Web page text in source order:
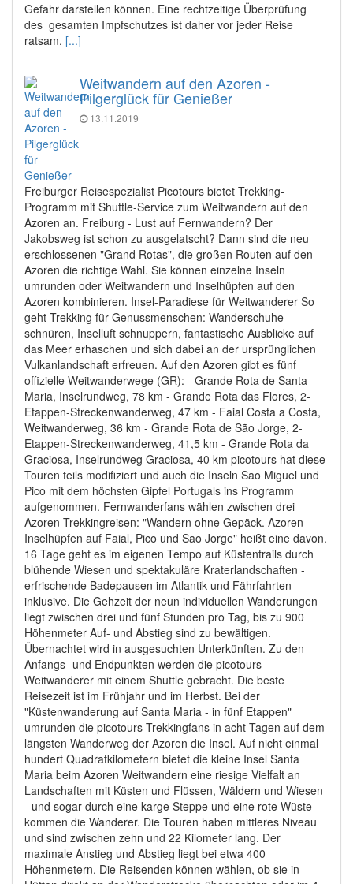
Gefahr darstellen können. Eine rechtzeitige Überprüfung
des gesamten Impfschutzes ist daher vor jeder Reise
ratsam. [...]
Weitwandern auf den Azoren -
Pilgerglück für Genießer
13.11.2019
Freiburger Reisespezialist Picotours bietet Trekking-
Programm mit Shuttle-Service zum Weitwandern auf den
Azoren an. Freiburg - Lust auf Fernwandern? Der
Jakobsweg ist schon zu ausgelatscht? Dann sind die neu
erschlossenen "Grand Rotas", die großen Routen auf den
Azoren die richtige Wahl. Sie können einzelne Inseln
umrunden oder Weitwandern und Inselhüpfen auf den
Azoren kombinieren. Insel-Paradiese für Weitwanderer So
geht Trekking für Genussmenschen: Wanderschuhe
schnüren, Inselluft schnuppern, fantastische Ausblicke auf
das Meer erhaschen und sich dabei an der ursprünglichen
Vulkanlandschaft erfreuen. Auf den Azoren gibt es fünf
offizielle Weitwanderwege (GR): - Grande Rota de Santa
Maria, Inselrundweg, 78 km - Grande Rota das Flores, 2-
Etappen-Streckenwanderweg, 47 km - Faial Costa a Costa,
Weitwanderweg, 36 km - Grande Rota de São Jorge, 2-
Etappen-Streckenwanderweg, 41,5 km - Grande Rota da
Graciosa, Inselrundweg Graciosa, 40 km picotours hat diese
Touren teils modifiziert und auch die Inseln Sao Miguel und
Pico mit dem höchsten Gipfel Portugals ins Programm
aufgenommen. Fernwanderfans wählen zwischen drei
Azoren-Trekkingreisen: "Wandern ohne Gepäck. Azoren-
Inselhüpfen auf Faial, Pico und Sao Jorge" heißt eine davon.
16 Tage geht es im eigenen Tempo auf Küstentrails durch
blühende Wiesen und spektakuläre Kraterlandschaften -
erfrischende Badepausen im Atlantik und Fährfahrten
inklusive. Die Gehzeit der neun individuellen Wanderungen
liegt zwischen drei und fünf Stunden pro Tag, bis zu 900
Höhenmeter Auf- und Abstieg sind zu bewältigen.
Übernachtet wird in ausgesuchten Unterkünften. Zu den
Anfangs- und Endpunkten werden die picotours-
Weitwanderer mit einem Shuttle gebracht. Die beste
Reisezeit ist im Frühjahr und im Herbst. Bei der
"Küstenwanderung auf Santa Maria - in fünf Etappen"
umrunden die picotours-Trekkingfans in acht Tagen auf dem
längsten Wanderweg der Azoren die Insel. Auf nicht einmal
hundert Quadratkilometern bietet die kleine Insel Santa
Maria beim Azoren Weitwandern eine riesige Vielfalt an
Landschaften mit Küsten und Flüssen, Wäldern und Wiesen
- und sogar durch eine karge Steppe und eine rote Wüste
kommen die Wanderer. Die Touren haben mittleres Niveau
und sind zwischen zehn und 22 Kilometer lang. Der
maximale Anstieg und Abstieg liegt bei etwa 400
Höhenmetern. Die Reisenden können wählen, ob sie in